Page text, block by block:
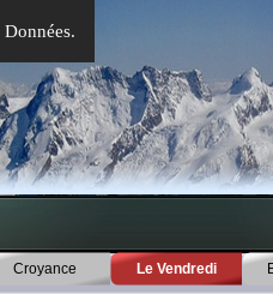
Sauter le menu
Croyance ▼
Le Vendredi